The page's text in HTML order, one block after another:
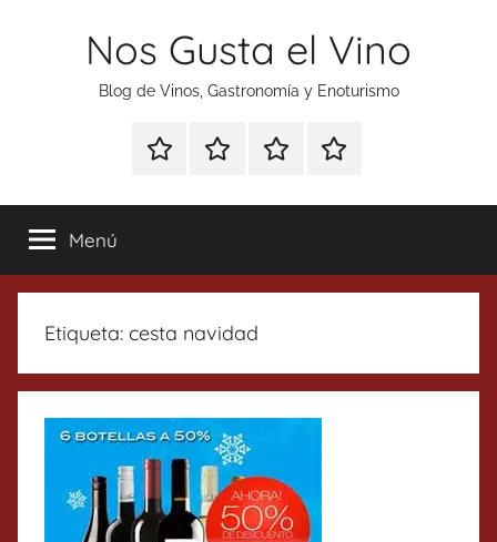
Nos Gusta el Vino
Blog de Vinos, Gastronomía y Enoturismo
Especial
Tonics
Enoturismo
Gastronomía
RankingContacto
Menú
Etiqueta: cesta navidad